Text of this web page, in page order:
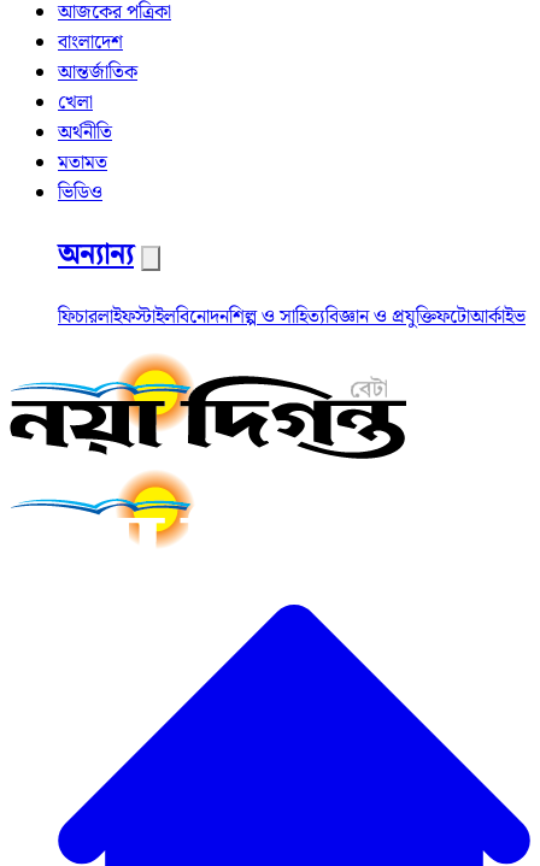
আজকের পত্রিকা
বাংলাদেশ
আন্তর্জাতিক
খেলা
অর্থনীতি
মতামত
ভিডিও
অন্যান্য
ফিচারলাইফস্টাইলবিনোদনশিল্প ও সাহিত্যবিজ্ঞান ও প্রযুক্তিফটোআর্কাইভ